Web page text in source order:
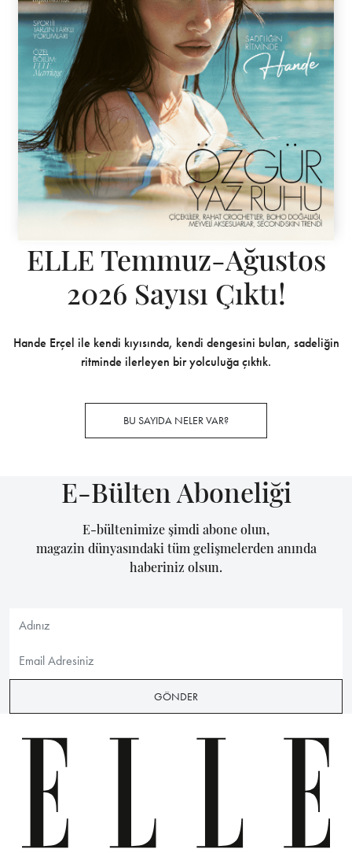
ELLE Temmuz-Ağustos
2026 Sayısı Çıktı!
Hande Erçel ile kendi kıyısında, kendi dengesini bulan, sadeliğin
ritminde ilerleyen bir yolculuğa çıktık.
BU SAYIDA NELER VAR?
E-Bülten Aboneliği
E-bültenimize şimdi abone olun,
magazin dünyasındaki tüm gelişmelerden anında
haberiniz olsun.
GÖNDER